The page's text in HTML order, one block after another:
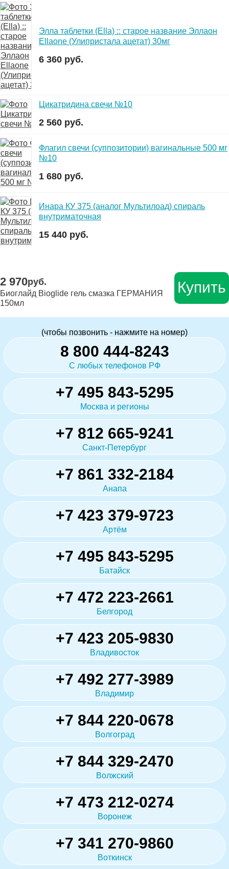
Элла таблетки (Ella) :: старое название Эллаон
Ellaone (Улипристала ацетат) 30мг
6 360 руб.
Цикатридина свечи №10
2 560 руб.
Флагил свечи (суппозитории) вагинальные 500 мг
№10
1 680 руб.
Инара КУ 375 (аналог Мультилоад) спираль
внутриматочная
15 440 руб.
2 970руб.
Биоглайд Bioglide гель смазка ГЕРМАНИЯ
150мл
Купить
(чтобы позвонить - нажмите на номер)
8 800 444-8243
С любых телефонов РФ
+7 495 843-5295
Москва и регионы
+7 812 665-9241
Санкт-Петербург
+7 861 332-2184
Анапа
+7 423 379-9723
Артём
+7 495 843-5295
Батайск
+7 472 223-2661
Белгород
+7 423 205-9830
Владивосток
+7 492 277-3989
Владимир
+7 844 220-0678
Волгоград
+7 844 329-2470
Волжский
+7 473 212-0274
Воронеж
+7 341 270-9860
Воткинск